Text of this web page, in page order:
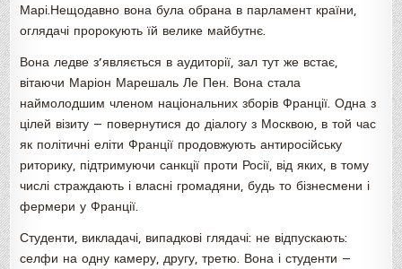
Марі.Нещодавно вона була обрана в парламент країни,
оглядачі пророкують їй велике майбутнє.
Вона ледве з’являється в аудиторії, зал тут же встає,
вітаючи Маріон Марешаль Ле Пен. Вона стала
наймолодшим членом національних зборів Франції. Одна з
цілей візиту — повернутися до діалогу з Москвою, в той час
як політичні еліти Франції продовжують антиросійську
риторику, підтримуючи санкції проти Росії, від яких, в тому
числі страждають і власні громадяни, будь то бізнесмени і
фермери у Франції.
Студенти, викладачі, випадкові глядачі: не відпускають:
селфи на одну камеру, другу, третю. Вона і студенти —